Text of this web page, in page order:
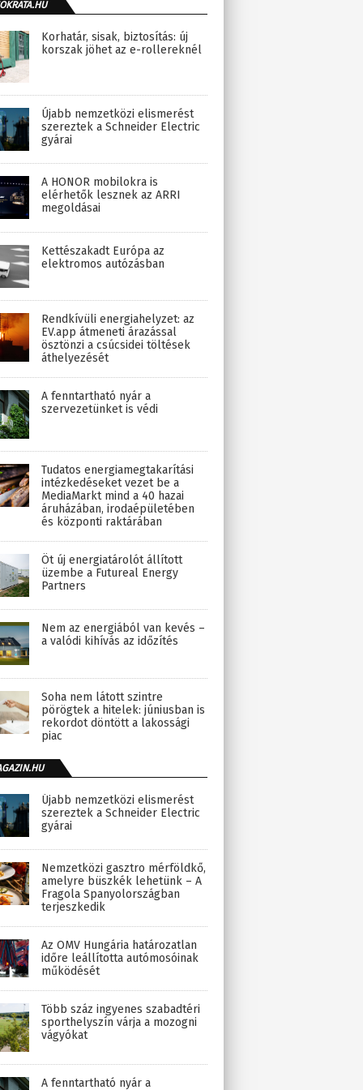
Korhatár, sisak, biztosítás: új
korszak jöhet az e-rollereknél
Újabb nemzetközi elismerést
szereztek a Schneider Electric
gyárai
A HONOR mobilokra is
elérhetők lesznek az ARRI
megoldásai
Kettészakadt Európa az
elektromos autózásban
Rendkívüli energiahelyzet: az
EV.app átmeneti árazással
ösztönzi a csúcsidei töltések
áthelyezését
A fenntartható nyár a
szervezetünket is védi
Tudatos energiamegtakarítási
intézkedéseket vezet be a
MediaMarkt mind a 40 hazai
áruházában, irodaépületében
és központi raktárában
Öt új energiatárolót állított
üzembe a Futureal Energy
Partners
Nem az energiából van kevés –
a valódi kihívás az időzítés
Soha nem látott szintre
pörögtek a hitelek: júniusban is
rekordot döntött a lakossági
piac
Újabb nemzetközi elismerést
szereztek a Schneider Electric
gyárai
Nemzetközi gasztro mérföldkő,
amelyre büszkék lehetünk – A
Fragola Spanyolországban
terjeszkedik
Az OMV Hungária határozatlan
időre leállította autómosóinak
működését
Több száz ingyenes szabadtéri
sporthelyszín várja a mozogni
vágyókat
A fenntartható nyár a